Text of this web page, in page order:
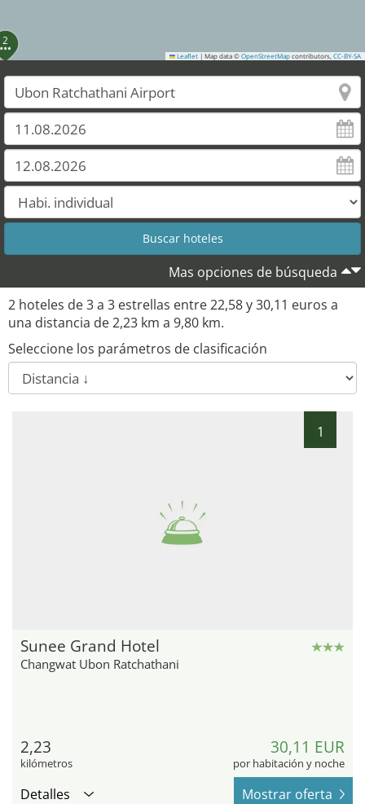
2
Leaflet | Map data © OpenStreetMap contributors, CC-BY-SA
Mas opciones de búsqueda
2 hoteles de3a 3 estrellas entre22,58y30,11 euros a
una distancia de2,23 km a 9,80 km.
Seleccione los parámetros de clasificación
1
Sunee Grand Hotel
Changwat Ubon Ratchathani
2,23
kilómetros
30,11 EUR
por habitación y noche
Detalles Mostrar oferta